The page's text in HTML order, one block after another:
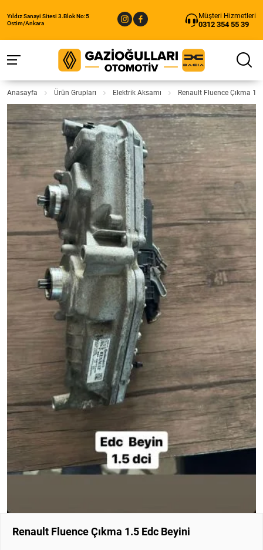
Yıldız Sanayi Sitesi 3.Blok No:5
Ostim/Ankara
Müşteri Hizmetleri
0312 354 55 39
Anasayfa Ürün Grupları Elektrik Aksamı Renault Fluence Çıkma
Renault Fluence Çıkma 1.5 Edc Beyini